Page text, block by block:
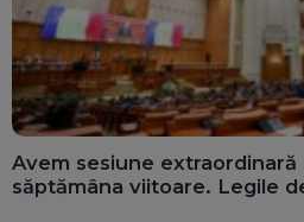
Avem sesiune extraordinară
săptămâna viitoare. Legile